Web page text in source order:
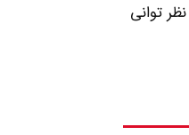
نظر توانی